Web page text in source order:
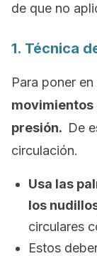
de que no
1. Técnica
Para poner
movimientos
presión. De
circulación.
Usa las
los
circulares
Estos